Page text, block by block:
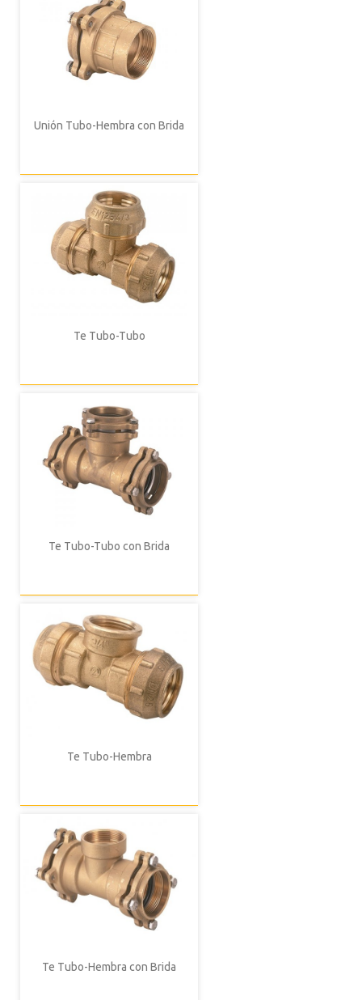
Unión Tubo-Hembra con Brida
Te Tubo-Tubo
Te Tubo-Tubo con Brida
Te Tubo-Hembra
Te Tubo-Hembra con Brida